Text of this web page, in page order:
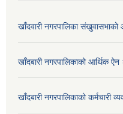
खाँदवारी नगरपालिका
खाँदबारी नगरपालिकाको आर्थिक
खाँदबारी नगरपालिकाको कर्मचारी